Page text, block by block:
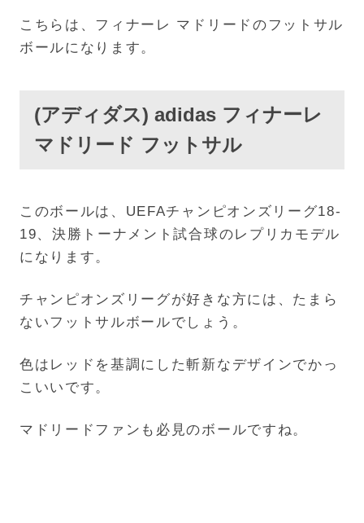
こちらは、フィナーレ マドリードのフットサル
ボールになります。
(アディダス) adidas フィナーレ
マドリード フットサル
このボールは、UEFAチャンピオンズリーグ18-
19、決勝トーナメント試合球のレプリカモデル
になります。
チャンピオンズリーグが好きな方には、たまら
ないフットサルボールでしょう。
色はレッドを基調にした斬新なデザインでかっ
こいいです。
マドリードファンも必見のボールですね。